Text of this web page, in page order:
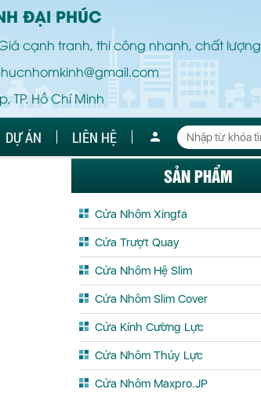
ĐẠI PHÚC
cạnh tranh, thi công nhanh, chất lượng
TP. Hồ Chí Minh
DỰ ÁN LIÊN HỆ
SẢN PHẨM
Cửa Nhôm Xingfa
Cửa Trượt Quay
Cửa Nhôm Hệ Slim
Cửa Nhôm Slim Cover
Cửa Kính Cường Lực
Cửa Nhôm Thủy Lực
Cửa Nhôm Maxpro.JP